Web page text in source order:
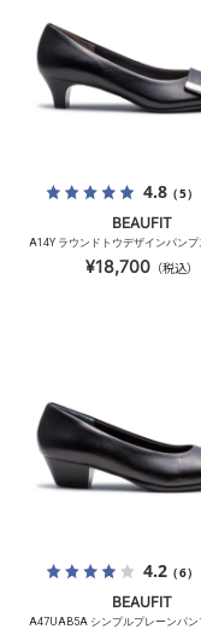
4.8（5）
BEAUFIT
A14Y ラウンドトウデザインパンプ
¥18,700 （税込）
4.2（6）
BEAUFIT
A47UAB5A シンプルプレーンパン